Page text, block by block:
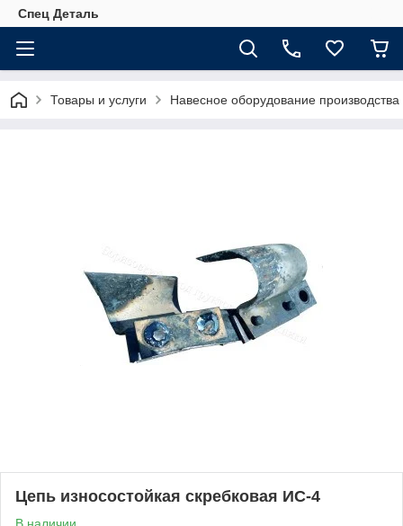
Спец Деталь
Товары и услуги Навесное оборудование
Цепь износостойкая скребковая ИС-4
В наличии